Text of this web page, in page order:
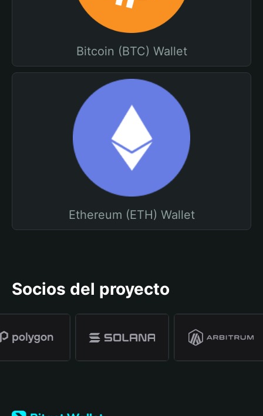
Bitcoin (BTC) Wallet
Ethereum (ETH) Wallet
Socios del proyecto